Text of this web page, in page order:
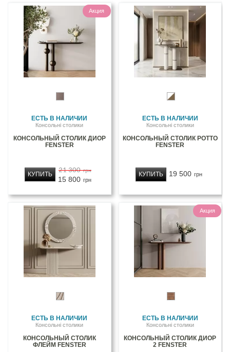
Акция
ЕСТЬ В НАЛИЧИИ
Консольні столики
КОНСОЛЬНЫЙ СТОЛИК ДИОР
FENSTER
21 300 грн
15 800 грн
КУПИТЬ
ЕСТЬ В НАЛИЧИИ
Консольні столики
КОНСОЛЬНЫЙ СТОЛИК РОТТО
FENSTER
19 500 грн
КУПИТЬ
ЕСТЬ В НАЛИЧИИ
Консольні столики
КОНСОЛЬНЫЙ СТОЛИК
ФЛЕЙМ FENSTER
Акция
ЕСТЬ В НАЛИЧИИ
Консольні столики
КОНСОЛЬНЫЙ СТОЛИК ДИОР
2 FENSTER